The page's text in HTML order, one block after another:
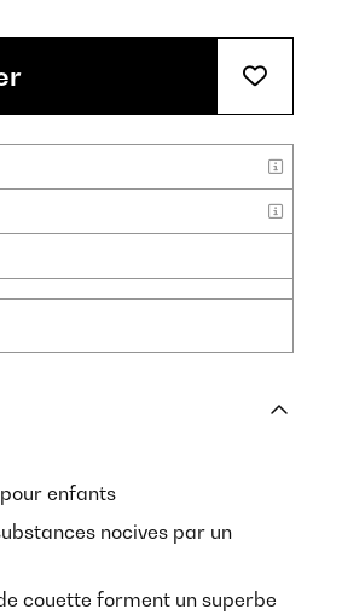
enfants
nocives par un
couette forment un superbe